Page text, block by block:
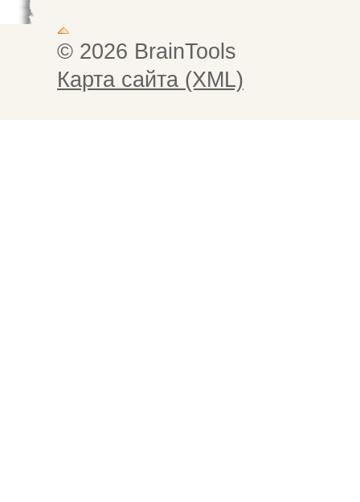
© 2026 BrainTools
Карта сайта (XML)